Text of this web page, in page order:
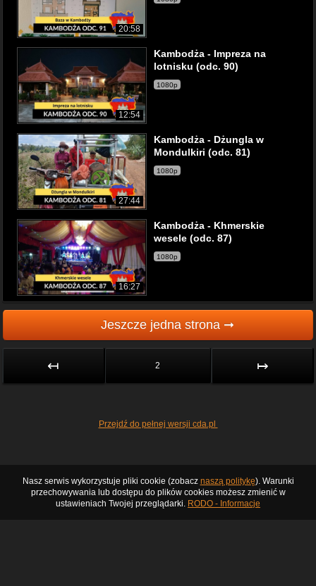
20:58
12:54
Kambodża - Impreza na
lotnisku (odc. 90)
1080p
27:44
Kambodża - Dżungla w
Mondulkiri (odc. 81)
1080p
16:27
Kambodża - Khmerskie
wesele (odc. 87)
1080p
Jeszcze jedna strona ➞
↤ 2 ↦
Przejdź do pełnej wersji cda.pl
Nasz serwis wykorzystuje pliki cookie (zobacz naszą politykę). Warunki
przechowywania lub dostępu do plików cookies możesz zmienić w
ustawieniach Twojej przeglądarki. RODO - Informacje